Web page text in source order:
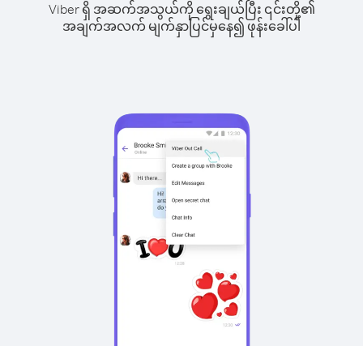
Viber ရှိ အဆက်အသွယ်ကို ရွေးချယ်ပြီး ၎င်းတို့၏
အချက်အလက် မျက်နှာပြင်မှနေ၍ ဖုန်းခေါ်ပါ